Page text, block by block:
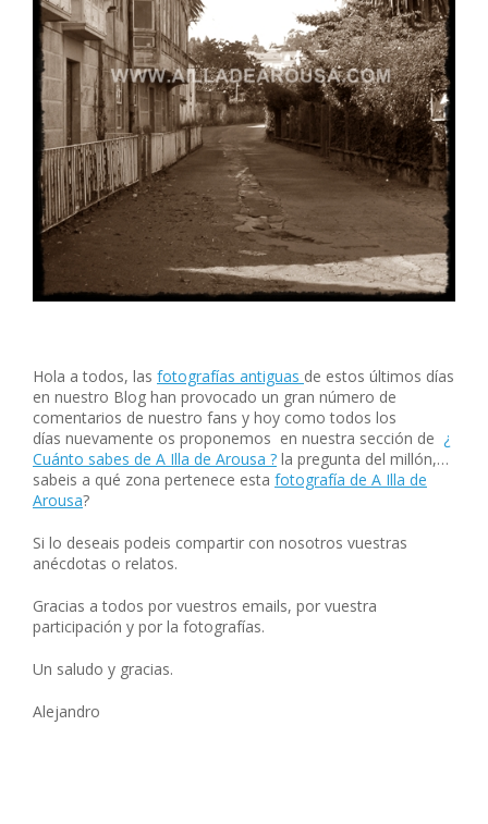
Hola a todos, las fotografías antiguas de estos últimos días
en nuestro Blog han provocado un gran número de
comentarios de nuestro fans y hoy como todos los
días nuevamente os proponemos en nuestra sección de ¿
Cuánto sabes de A Illa de Arousa ? la pregunta del millón,…
sabeis a qué zona pertenece esta fotografía de A Illa de
Arousa?
Si lo deseais podeis compartir con nosotros vuestras
anécdotas o relatos.
Gracias a todos por vuestros emails, por vuestra
participación y por la fotografías.
Un saludo y gracias.
Alejandro